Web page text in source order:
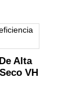
Alta
VH